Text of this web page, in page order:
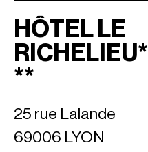
HÔTEL LE
RICHELIEU*
**
25 rue Lalande
69006 LYON